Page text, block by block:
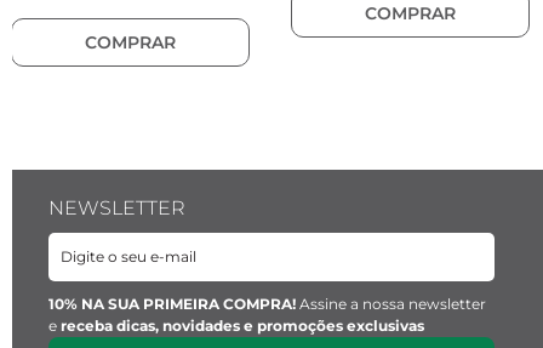
Cor: Dourada
Modelo: Tijolinho oval com pedra zircônia
branca.
Espessura: 2mm
Cor: Dourada
Material: Liga metálica
Modelo: Tijolinho
Fecho: De encaixe
COMPRAR
COMPRAR
NEWSLETTER
10% NA SUA PRIMEIRA COMPRA! Assine a nossa newsletter
e receba dicas, novidades e promoções exclusivas